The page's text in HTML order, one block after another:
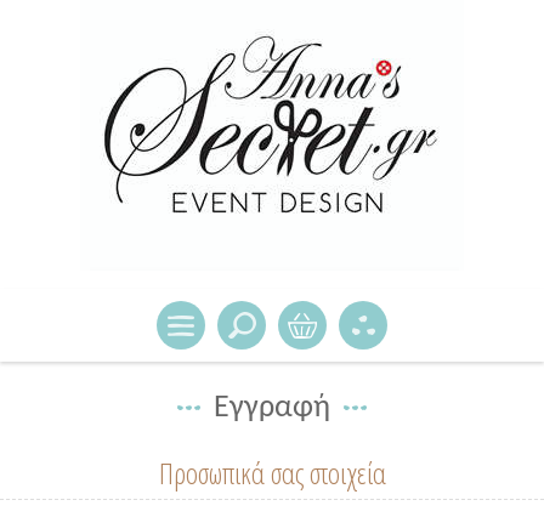
Εγγραφή
Προσωπικά σας στοιχεία